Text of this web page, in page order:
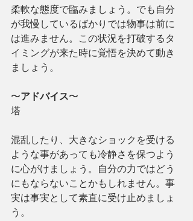
柔軟な態度で臨みましょう。でも自分
が我慢しているばかりでは物事は前に
は進みません。この状況を打破するタ
イミングが来た時に覚悟を決めて動き
ましょう。
〜アドバイス〜
塔
混乱したり、大きなショックを受ける
ような事があっても冷静さを保つよう
に心がけましょう。自分の力ではどう
にもならないことかもしれません。事
実は事実として素直に受け止めましょ
う。